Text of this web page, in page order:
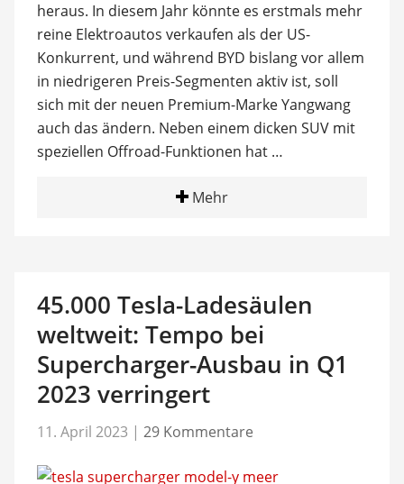
heraus. In diesem Jahr könnte es erstmals mehr
reine Elektroautos verkaufen als der US-
Konkurrent, und während BYD bislang vor allem
in niedrigeren Preis-Segmenten aktiv ist, soll
sich mit der neuen Premium-Marke Yangwang
auch das ändern. Neben einem dicken SUV mit
speziellen Offroad-Funktionen hat …
Mehr
45.000 Tesla-Ladesäulen
weltweit: Tempo bei
Supercharger-Ausbau in Q1
2023 verringert
11. April 2023 | 29 Kommentare